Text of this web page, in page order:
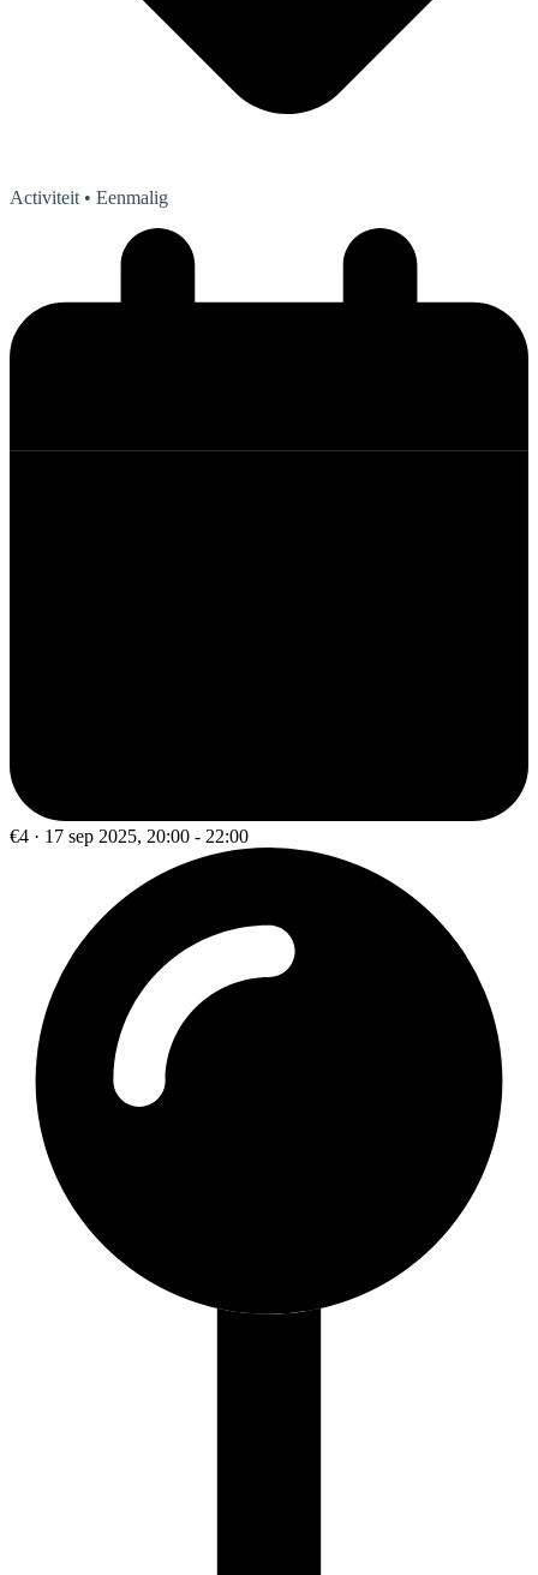
Activiteit • Eenmalig
€4 · 17 sep 2025, 20:00 - 22:00